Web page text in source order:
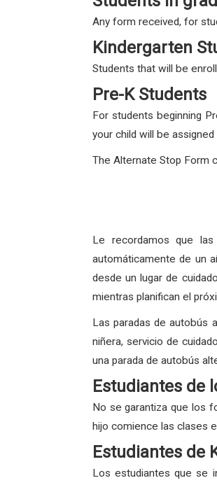
Any form received, for
Kindergarten
Students that will be
Pre-K Students
For students beginning
your child will be assigned
The Alternate Stop Form
Le recordamos que
automáticamente de un
desde un lugar de
mientras planifican el
Las paradas de autobús
niñera, servicio de
una parada de autobús
Estudiantes de
No se garantiza que los
hijo comience las clases
Estudiantes de
Los estudiantes que se